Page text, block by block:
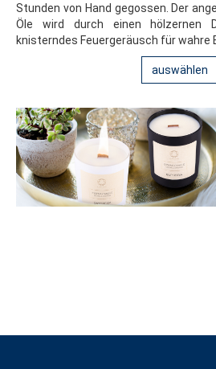
Stunden von Hand gegossen. Der
Öle wird durch einen hölzernen
knisterndes Feuergeräusch für wahre
auswählen